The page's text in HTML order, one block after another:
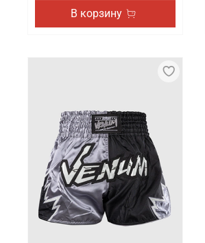
В корзину